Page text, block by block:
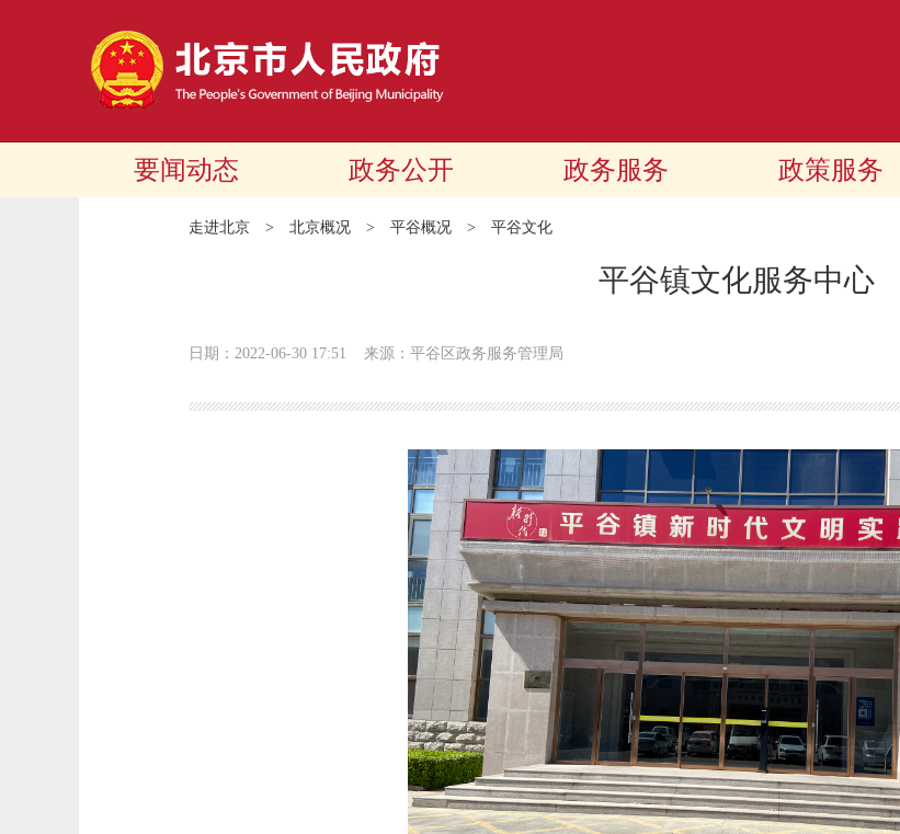
要闻动态 政务公开 政务服务 政策服务
走进北京 > 北京概况 > 平谷概况 > 平谷文化
平谷镇文化服务中心
日期：2022-06-30 17:51 来源：平谷区政务服务管理局